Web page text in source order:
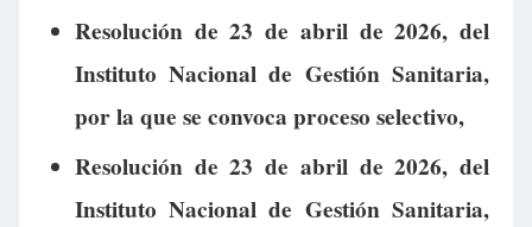
Resolución de 23 de abril de 2026, del
Instituto Nacional de Gestión Sanitaria,
por la que se convoca proceso selectivo,
Resolución de 23 de abril de 2026, del
Instituto Nacional de Gestión Sanitaria,